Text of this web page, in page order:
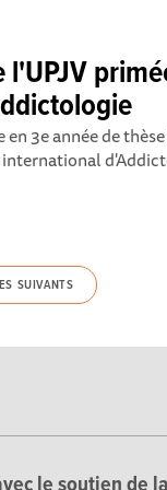
3e année de thèse
SUIVANTS